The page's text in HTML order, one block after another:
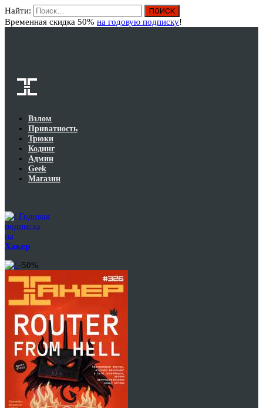
Найти:
Временная скидка 50% на годовую подписку!
Взлом
Приватность
Трюки
Кодинг
Админ
Geek
Магазин
Годовая
подписка
на
Хакер
-50%